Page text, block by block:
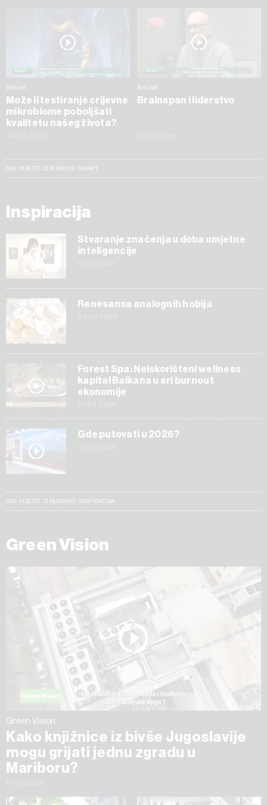
Smart
Može li testiranje crijevne
mikrobiome poboljšati
kvalitetu našeg života?
Smart
Brainspan i liderstvo
SVE VIJESTI IZ RUBRIKE SMART
Inspiracija
Stvaranje značenja u doba umjetne
inteligencije
Renesansa analognih hobija
Forest Spa: Neiskorišteni wellness
kapital Balkana u eri burnout
ekonomije
Gde putovati u 2026?
SVE VIJESTI IZ RUBRIKE INSPIRACIJA
Green Vision
Green Vision
Kako knjižnice iz bivše Jugoslavije
mogu grijati jednu zgradu u
Mariboru?